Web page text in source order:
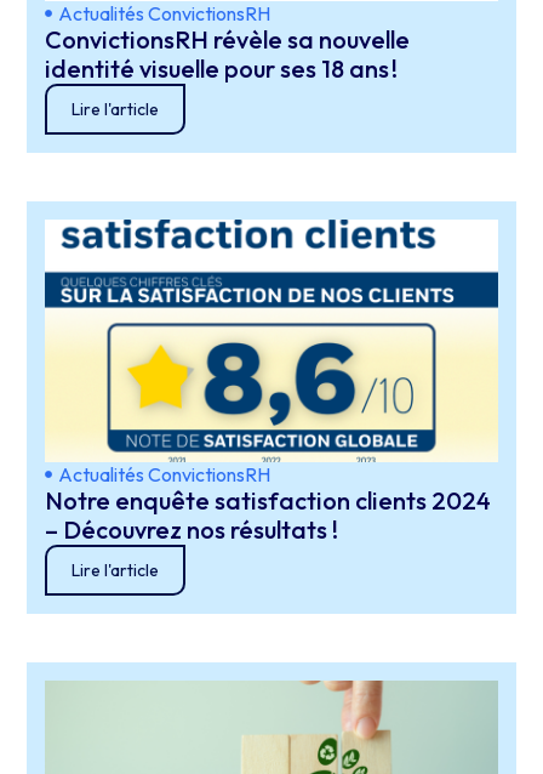
Actualités ConvictionsRH
ConvictionsRH révèle sa nouvelle
identité visuelle pour ses 18 ans !
Lire l'article
Actualités ConvictionsRH
Notre enquête satisfaction clients 2024
– Découvrez nos résultats !
Lire l'article